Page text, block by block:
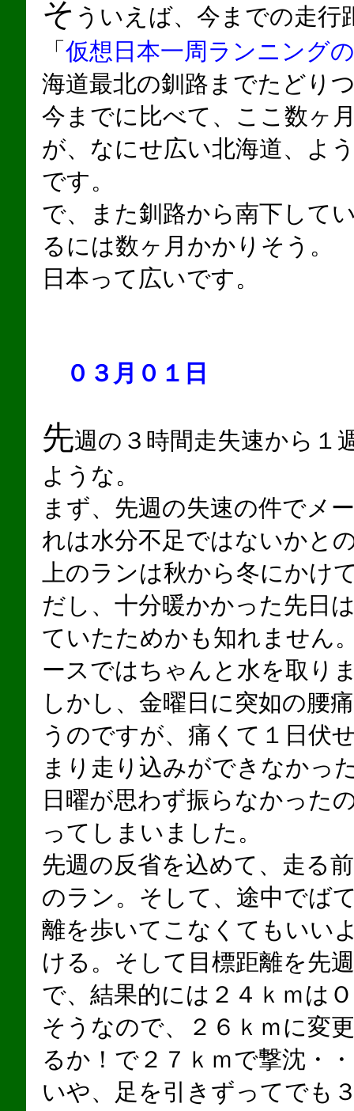
そ ういえば、今までの走行
「 仮想日本一周ランニング
海道最北の釧路までたどり
今までに比べて、ここ数ヶ
が、なにせ広い北海道、よ
です。
で、また釧路から南下して
るには数ヶ月かかりそう。
日本って広いです。
０３月０１日
先週の３時間走失速から１
ような。
まず、先週の失速の件でメ
れは水分不足ではないかと
上のランは秋から冬にかけ
だし、十分暖かかった先日
ていたためかも知れません
ースではちゃんと水を取り
しかし、金曜日に突如の腰
うのですが、痛くて１日伏
まり走り込みができなかっ
日曜が思わず振らなかった
ってしまいました。
先週の反省を込めて、走る
のラン。そして、途中でば
離を歩いてこなくてもいい
ける。そして目標距離を先
で、結果的には２４ｋｍは
そうなので、２６ｋｍに変
るか！で２７ｋｍで撃沈・
いや、足を引きずってでも